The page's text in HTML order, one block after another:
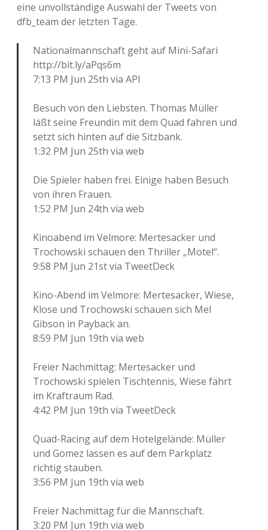
eine unvollständige Auswahl der Tweets von
dfb_team der letzten Tage.
Nationalmannschaft geht auf Mini-Safari
http://bit.ly/aPqs6m
7:13 PM Jun 25th via API
Besuch von den Liebsten. Thomas Müller
läßt seine Freundin mit dem Quad fahren und
setzt sich hinten auf die Sitzbank.
1:32 PM Jun 25th via web
Die Spieler haben frei. Einige haben Besuch
von ihren Frauen.
1:52 PM Jun 24th via web
Kinoabend im Velmore: Mertesacker und
Trochowski schauen den Thriller „Motel“.
9:58 PM Jun 21st via TweetDeck
Kino-Abend im Velmore: Mertesacker, Wiese,
Klose und Trochowski schauen sich Mel
Gibson in Payback an.
8:59 PM Jun 19th via web
Freier Nachmittag: Mertesacker und
Trochowski spielen Tischtennis, Wiese fährt
im Kraftraum Rad.
4:42 PM Jun 19th via TweetDeck
Quad-Racing auf dem Hotelgelände: Müller
und Gomez lassen es auf dem Parkplatz
richtig stauben.
3:56 PM Jun 19th via web
Freier Nachmittag für die Mannschaft.
3:20 PM Jun 19th via web